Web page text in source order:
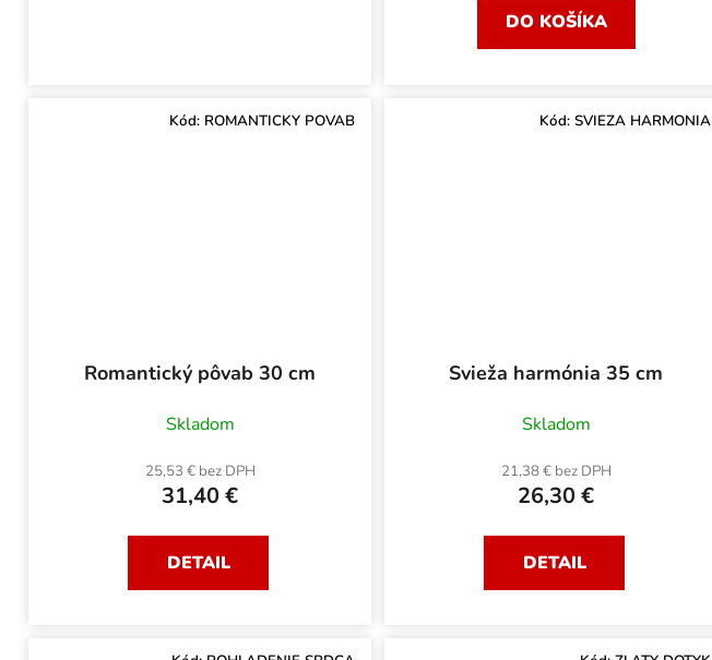
DO KOŠÍKA
Romantický pôvab 30 cm
Skladom
25,53 € bez DPH
31,40 €
DETAIL
Kód: ROMANTICKY POVAB
Svieža harmónia 35 cm
Skladom
21,38 € bez DPH
26,30 €
DETAIL
Kód: SVIEZA HARMONIA